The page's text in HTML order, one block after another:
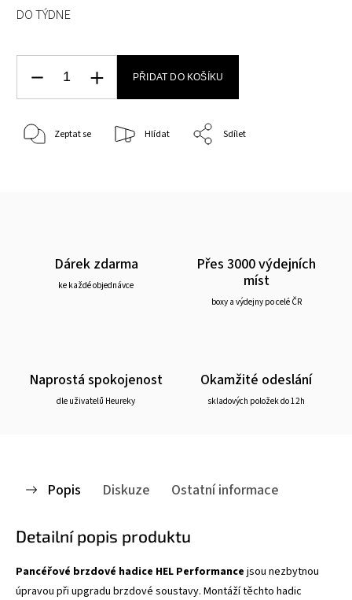
DO TÝDNE
PŘIDAT DO KOŠÍKU
Zeptat se Hlídat Sdílet
Dárek zdarma
ke každé objednávce
Přes 3000 výdejních
míst
boxy a výdejny po celé ČR
Naprostá spokojenost
dle uživatelů Heureky
Okamžité odeslání
skladových položek do 12h
Popis Diskuze Ostatní informace
Detailní popis produktu
Pancéřové brzdové hadice HEL Performance jsou nezbytnou
úpravou při upgradu brzdové soustavy. Montáží těchto hadic